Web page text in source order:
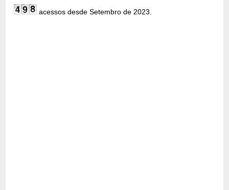
acessos desde Setembro de 2023.